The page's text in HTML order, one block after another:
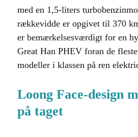
med en 1,5-liters
rækkevidde er opgivet til 370
er bemærkelsesværdigt for en
Great Han PHEV foran de
modeller i klassen på ren
Loong Face-design
på taget